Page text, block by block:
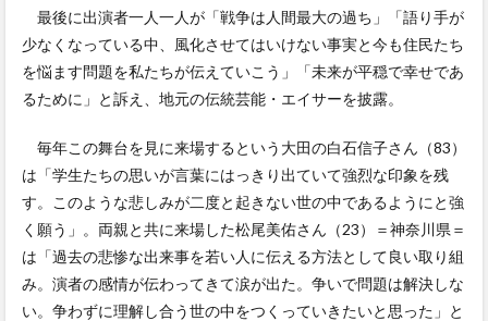
最後に出演者一人一人が「戦争は人間最大の過ち」「語り手が
少なくなっている中、風化させてはいけない事実と今も住民たち
を悩ます問題を私たちが伝えていこう」「未来が平穏で幸せであ
るために」と訴え、地元の伝統芸能・エイサーを披露。
毎年この舞台を見に来場するという大田の白石信子さん（83）
は「学生たちの思いが言葉にはっきり出ていて強烈な印象を残
す。このような悲しみが二度と起きない世の中であるようにと強
く願う」。両親と共に来場した松尾美佑さん（23）＝神奈川県＝
は「過去の悲惨な出来事を若い人に伝える方法として良い取り組
み。演者の感情が伝わってきて涙が出た。争いで問題は解決しな
い。争わずに理解し合う世の中をつくっていきたいと思った」と